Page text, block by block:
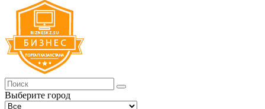
Выберите город